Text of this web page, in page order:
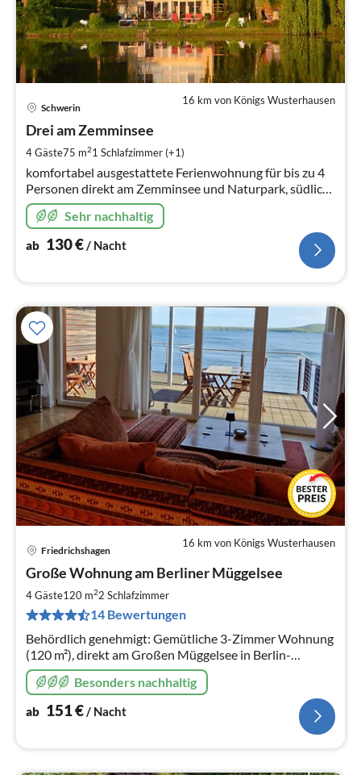
16 km von Königs Wusterhausen
Schwerin
Drei am Zemminsee
4 Gäste75 m21 Schlafzimmer (+1)
komfortabel ausgestattete Ferienwohnung für bis zu 4
Personen direkt am Zemminsee und Naturpark, südlich
von Königs Wusterhausen und Berlin
Sehr nachhaltig
ab 130€/ Nacht
16 km von Königs Wusterhausen
Friedrichshagen
Große Wohnung am Berliner Müggelsee
4 Gäste120 m22 Schlafzimmer
14 Bewertungen
Behördlich genehmigt: Gemütliche 3-Zimmer Wohnung
(120 m²), direkt am Großen Müggelsee in Berlin-
Friedrichshagen. Einladender, sonnenseitiger Balkon
zum See mit traumhaftem Blick.
Besonders nachhaltig
ab 151€/ Nacht